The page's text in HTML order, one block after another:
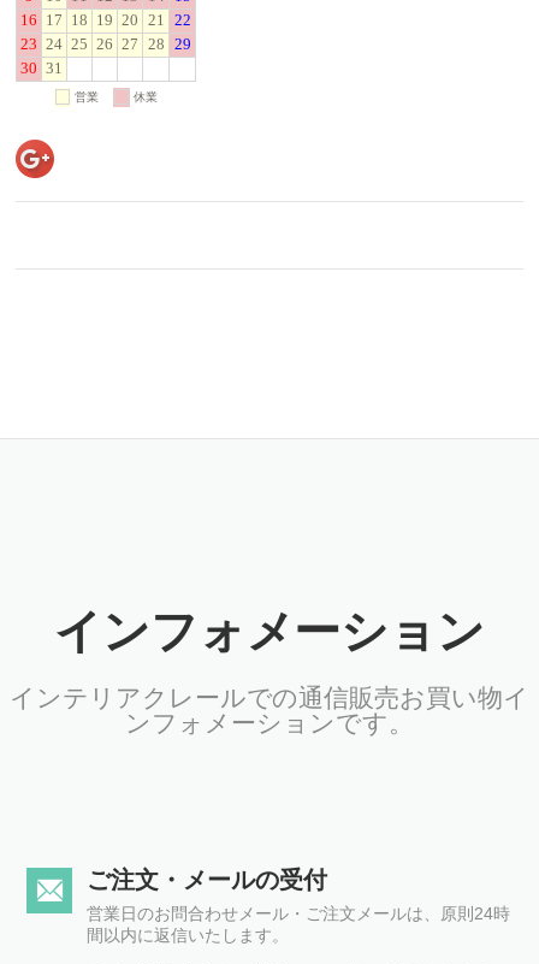
インフォメーション
インテリアクレールでの通信販売お買い物イ
ンフォメーションです。
ご注文・メールの受付
営業日のお問合わせメール・ご注文メールは、原則24時
間以内に返信いたします。